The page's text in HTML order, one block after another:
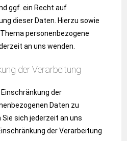
ggf. ein Recht auf
dieser Daten. Hierzu sowie
personenbezogene
an uns wenden.
der Verarbeitung
der
Daten zu
Sie sich jederzeit an uns
der Verarbeitung